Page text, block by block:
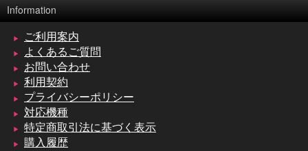
Information
ご利用案内
よくあるご質問
お問い合わせ
利用契約
プライバシーポリシー
対応機種
特定商取引法に基づく表示
購入履歴